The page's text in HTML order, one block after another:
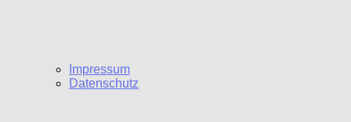
Impressum
Datenschutz